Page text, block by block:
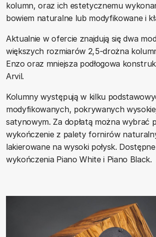
kolumn, oraz ich estetycznemu
bowiem naturalne lub modyfikowane i
Aktualnie w ofercie znajdują się dwa
większych rozmiarów 2,5-drożna
Enzo oraz mniejsza podłogowa
Arvil.
Kolumny występują w kilku
modyfikowanych, pokrywanych
satynowym. Za dopłatą można wybrać
wykończenie z palety fornirów
lakierowane na wysoki połysk.
wykończenia Piano White i Piano Black.